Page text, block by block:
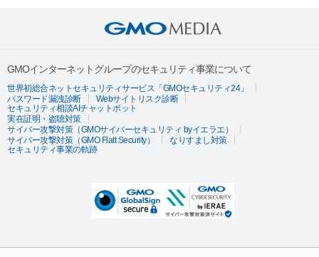
GMOインターネットグループのセキュリティ事業について
世界初総合ネットセキュリティサービス「GMOセキュリティ24」
パスワード漏洩診断
Webサイトリスク診断
セキュリティ相談AIチャットボット
実在証明・盗聴対策
サイバー攻撃対策（GMOサイバーセキュリティ byイエラエ）
サイバー攻撃対策（GMO Flatt Security）
なりすまし対策
セキュリティ事業の軌跡